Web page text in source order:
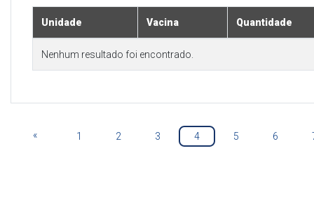
Unidade Vacina Quantidade
Nenhum resultado foi encontrado.
« 1 2 3 4 5 6